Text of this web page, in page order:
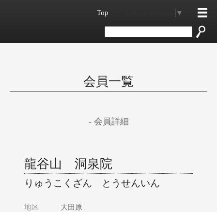
Top ▼
会員一覧
- 会員詳細
龍谷山 洞泉院
りゅうこくざん とうせんいん
地区 大田原